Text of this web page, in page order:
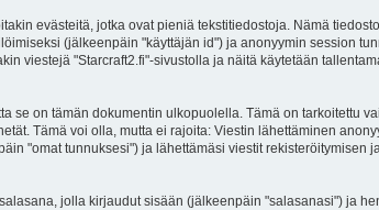
evästeitä, jotka ovat pieniä tekstitiedostoja. Nämä
(jälkeenpäin "käyttäjän id") ja anonyymin session
viestejä "Starcraft2.fi"-sivustolla ja näitä käytetään
se on tämän dokumentin ulkopuolella. Tämä on tarkoitettu
Tämä voi olla, mutta ei rajoita: Viestin lähettäminen
"omat tunnuksesi") ja lähettämäsi viestit rekisteröitymisen
jolla kirjaudut sisään (jälkeenpäin "salasanasi") ja